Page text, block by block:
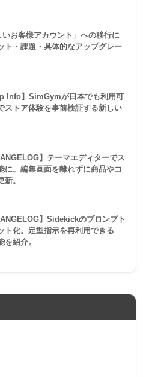
お客様アカウント」への移行に
ト・課題・具体的なアップグレー
Info】SimGymが日本でも利用可
ストア体験を事前検証する新しい
】テーマエディターでス
に。編集画面を離れずに商品やコ
新。
】Sidekickのプロンプト
ト化。定型指示を再利用できる
を紹介。